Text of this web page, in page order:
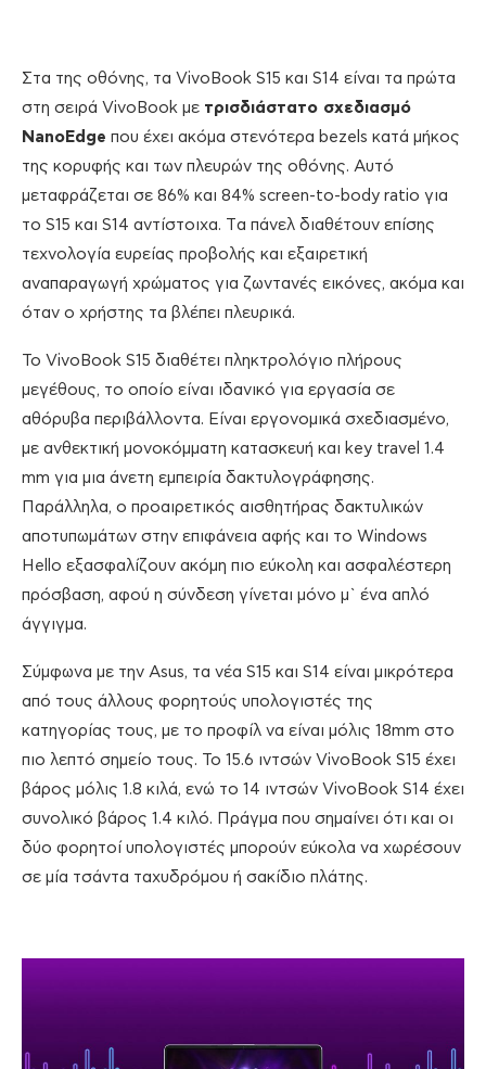
Στα της οθόνης, τα VivoBook S15 και S14 είναι τα πρώτα
στη σειρά VivoBook με τρισδιάστατο σχεδιασμό
NanoEdge που έχει ακόμα στενότερα bezels κατά μήκος
της κορυφής και των πλευρών της οθόνης. Αυτό
μεταφράζεται σε 86% και 84% screen-to-body ratio για
το S15 και S14 αντίστοιχα. Tα πάνελ διαθέτουν επίσης
τεχνολογία ευρείας προβολής και εξαιρετική
αναπαραγωγή χρώματος για ζωντανές εικόνες, ακόμα και
όταν ο χρήστης τα βλέπει πλευρικά.
Το VivoBook S15 διαθέτει πληκτρολόγιο πλήρους
μεγέθους, το οποίο είναι ιδανικό για εργασία σε
αθόρυβα περιβάλλοντα. Είναι εργονομικά σχεδιασμένο,
με ανθεκτική μονοκόμματη κατασκευή και key travel 1.4
mm για μια άνετη εμπειρία δακτυλογράφησης.
Παράλληλα, ο προαιρετικός αισθητήρας δακτυλικών
αποτυπωμάτων στην επιφάνεια αφής και το Windows
Hello εξασφαλίζουν ακόμη πιο εύκολη και ασφαλέστερη
πρόσβαση, αφού η σύνδεση γίνεται μόνο μ` ένα απλό
άγγιγμα.
Σύμφωνα με την Asus, τα νέα S15 και S14 είναι μικρότερα
από τους άλλους φορητούς υπολογιστές της
κατηγορίας τους, με το προφίλ να είναι μόλις 18mm στο
πιο λεπτό σημείο τους. Το 15.6 ιντσών VivoBook S15 έχει
βάρος μόλις 1.8 κιλά, ενώ το 14 ιντσών VivoBook S14 έχει
συνολικό βάρος 1.4 κιλό. Πράγμα που σημαίνει ότι και οι
δύο φορητοί υπολογιστές μπορούν εύκολα να χωρέσουν
σε μία τσάντα ταχυδρόμου ή σακίδιο πλάτης.